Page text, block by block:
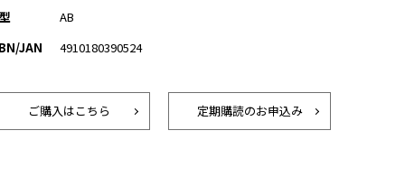
AB
JAN
4910180390524
ご購入はこちら 定期購読のお申込み